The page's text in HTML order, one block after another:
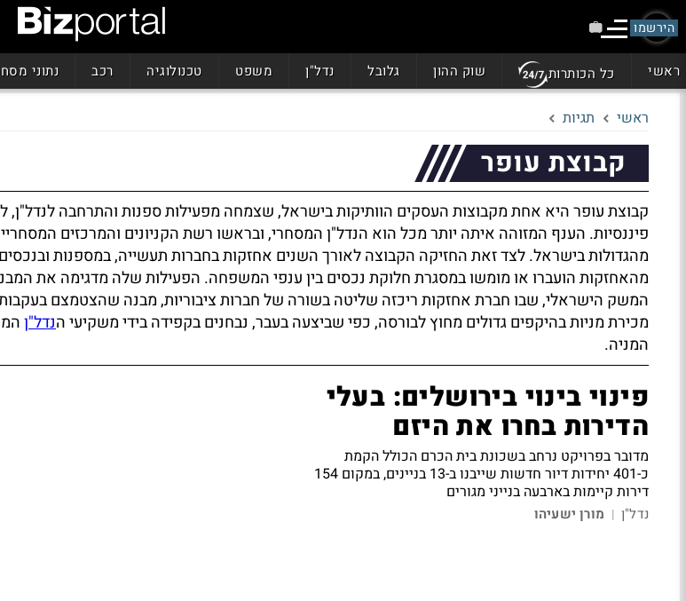
הירשמו
ראשי כל הכותרות שוק ההון גלובל נדל"ן משפט טכנולוגיה רכב נתוני
ראשי תגיות
קבוצת עופר
קבוצת עופר היא אחת מקבוצות העסקים הוותיקות בישראל, שצמחה מפעילות ספנות והתרחבה לנדל"ן,
פיננסיות. הענף המזוהה איתה יותר מכל הוא הנדל"ן המסחרי, ובראשו רשת הקניונים והמרכזים
מהגדולות בישראל. לצד זאת החזיקה הקבוצה לאורך השנים אחזקות בחברות תעשייה, במספנות
מהאחזקות הועברו או מומשו במסגרת חלוקת נכסים בין ענפי המשפחה. הפעילות שלה מדגימה את
המשק הישראלי, שבו חברת אחזקות ריכזה שליטה בשורה של חברות ציבוריות, מבנה שהצטמצם בעקבות
מכירת מניות בהיקפים גדולים מחוץ לבורסה, כפי שביצעה בעבר, נבחנים בקפידה בידי משקיעי הנדל"ן
המניה.
פינוי בינוי בירושלים: בעלי
הדירות בחרו את היזם
מדובר בפרויקט נרחב בשכונת בית הכרם הכולל הקמת
כ-401 יחידות דיור חדשות שייבנו ב-13 בניינים, במקום 154
דירות קיימות בארבעה בנייני מגורים
נדל"ן | מורן ישעיהו